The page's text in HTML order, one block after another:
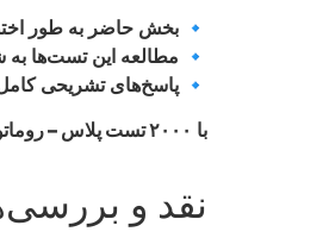
🔹 بخش حاضر به طور
🔹 مطالعه این تست‌ها
🔹 پاسخ‌های تشریحی
با ۲۰۰۰ تست پلاس – روماتولوژی
نقد و